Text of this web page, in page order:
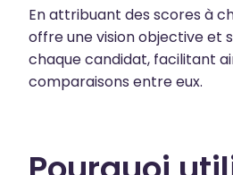
En attribuant des scores à
offre une vision objective et
chaque candidat, facilitant
comparaisons entre eux.